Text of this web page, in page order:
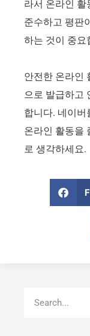
라서 온라인 활
준수하고 평판
하는 것이 중요
안전한 온라인
으로 발급하고
합니다. 네이버
온라인 활동을
로 생각하세요.